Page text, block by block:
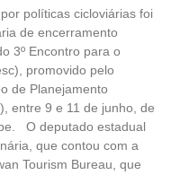
políticas cicloviárias foi
de encerramento
3º Encontro para o
promovido pelo
de Planejamento
entre 9 e 11 de junho, de
O deputado estadual
que contou com a
Tourism Bureau, que